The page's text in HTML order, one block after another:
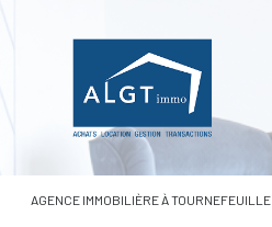
AGENCE IMMOBILIÈRE À TOURNEFEUILLE